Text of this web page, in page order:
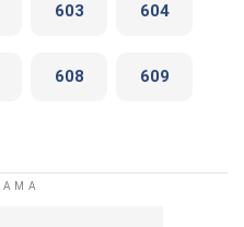
603 604
608 609